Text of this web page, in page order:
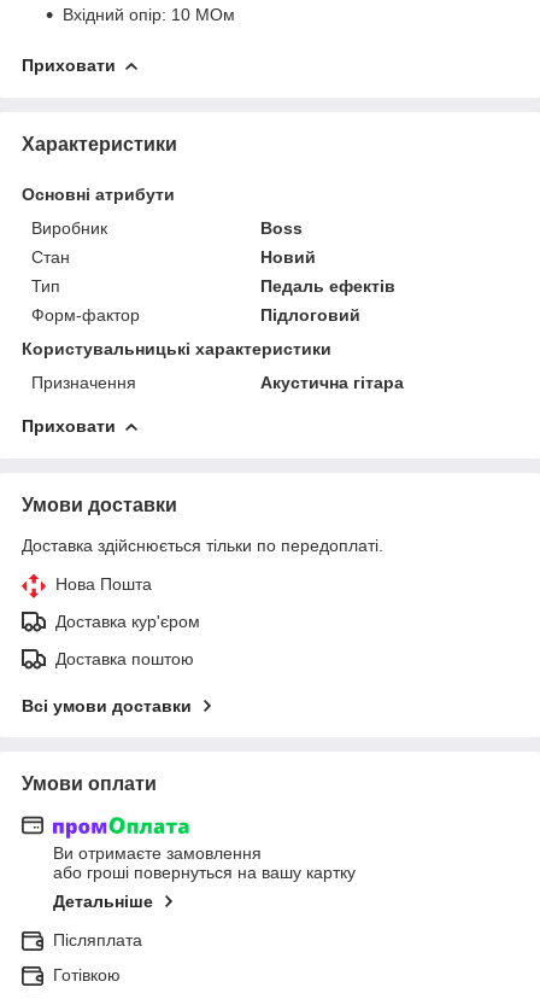
Вхідний опір: 10 МОм
Приховати
Характеристики
Основні атрибути
Виробник
Boss
Стан
Новий
Тип
Педаль ефектів
Форм-фактор
Підлоговий
Користувальницькі характеристики
Призначення
Акустична гітара
Приховати
Умови доставки
Доставка здійснюється тільки по передоплаті.
Нова Пошта
Доставка кур'єром
Доставка поштою
Всі умови доставки
Умови оплати
Ви отримаєте замовлення
або гроші повернуться на вашу картку
Детальніше
Післяплата
Готівкою